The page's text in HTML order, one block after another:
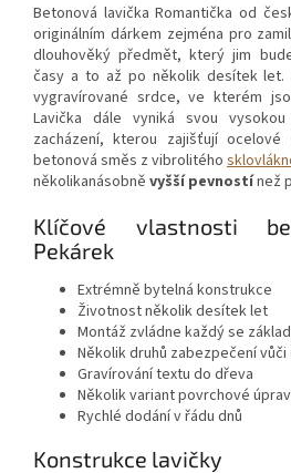
Betonová lavička Romantička od
originálním dárkem zejména pro
dlouhověký předmět, který jim
časy a to až po několik desítek
vygravírované srdce, ve kterém
Lavička dále vyniká svou
zacházení, kterou zajišťují
betonová směs z vibrolitého
několikanásobně vyšší pevnostínež
Klíčové vlastnosti
Pekárek
Extrémně bytelná konstrukce
Životnost několik desítek let
Montáž zvládne každý se
Několik druhů zabezpečení
Gravírování textu do dřeva
Několik variant povrchové
Rychlé dodání v řádu dnů
Konstrukce lavičky